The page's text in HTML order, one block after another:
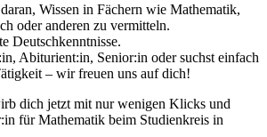
Wissen in Fächern wie Mathematik,
oder anderen zu vermitteln.
Deutschkenntnisse.
Abiturient:in, Senior:in oder suchst einfach
– wir freuen uns auf dich!
dich jetzt mit nur wenigen Klicks und
für Mathematik beim Studienkreis in